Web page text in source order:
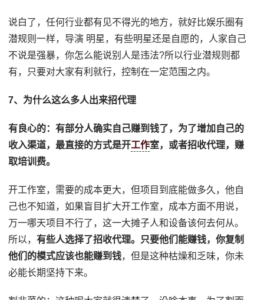
说白了，任何行业都有见不得光的地方，就好比娱乐圈有
潜规则一样，导演 明星，有些明星还是自愿的，人家自己
不说是强暴，你怎么能说别人是违法?所以行业潜规则都
有，只要对大家有利就行，控制在一定范围之内。
7、为什么这么多人出来招代理
有良心的：有部分人确实自己赚到钱了，为了增加自己的
收入渠道，最直接的方式是开工作室，或者招收代理，赚
取培训费。
开工作室，需要的成本更大，但项目到底能做多久，他自
己也不知道，如果盲目扩大开工作室，成本方面不用说，
万一哪天项目不行了，这一大摊子人和设备该何去何从。
所以，有些人选择了招收代理。只要他们能赚钱，你复制
他们的模式应该也能赚到钱，但是这种枯燥和乏味，你未
必能长期坚持下来。